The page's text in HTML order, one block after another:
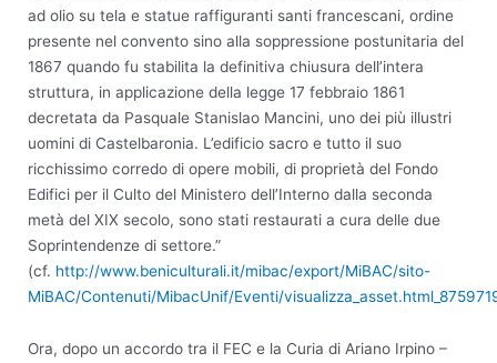
ad olio su tela e statue raffiguranti santi francescani, ordine
presente nel convento sino alla soppressione postunitaria del
1867 quando fu stabilita la definitiva chiusura dell’intera
struttura, in applicazione della legge 17 febbraio 1861
decretata da Pasquale Stanislao Mancini, uno dei più illustri
uomini di Castelbaronia. L’edificio sacro e tutto il suo
ricchissimo corredo di opere mobili, di proprietà del Fondo
Edifici per il Culto del Ministero dell’Interno dalla seconda
metà del XIX secolo, sono stati restaurati a cura delle due
Soprintendenze di settore.”
(cf. http://www.beniculturali.it/mibac/export/MiBAC/sito-
MiBAC/Contenuti/MibacUnif/Eventi/
Ora, dopo un accordo tra il FEC e la Curia di Ariano Irpino –